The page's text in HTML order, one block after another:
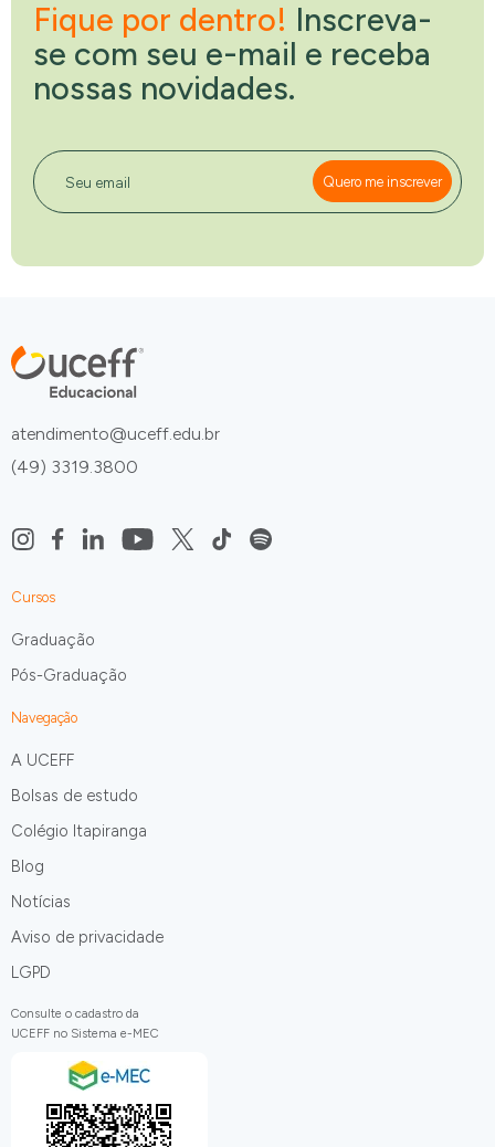
Fique por dentro! Inscreva-
se com seu e-mail e receba
nossas novidades.
Quero me inscrever
atendimento@uceff.edu.br
(49) 3319.3800
Cursos
Graduação
Pós-Graduação
Navegação
A UCEFF
Bolsas de estudo
Colégio Itapiranga
Blog
Notícias
Aviso de privacidade
LGPD
Consulte o cadastro da
UCEFF no Sistema e-MEC